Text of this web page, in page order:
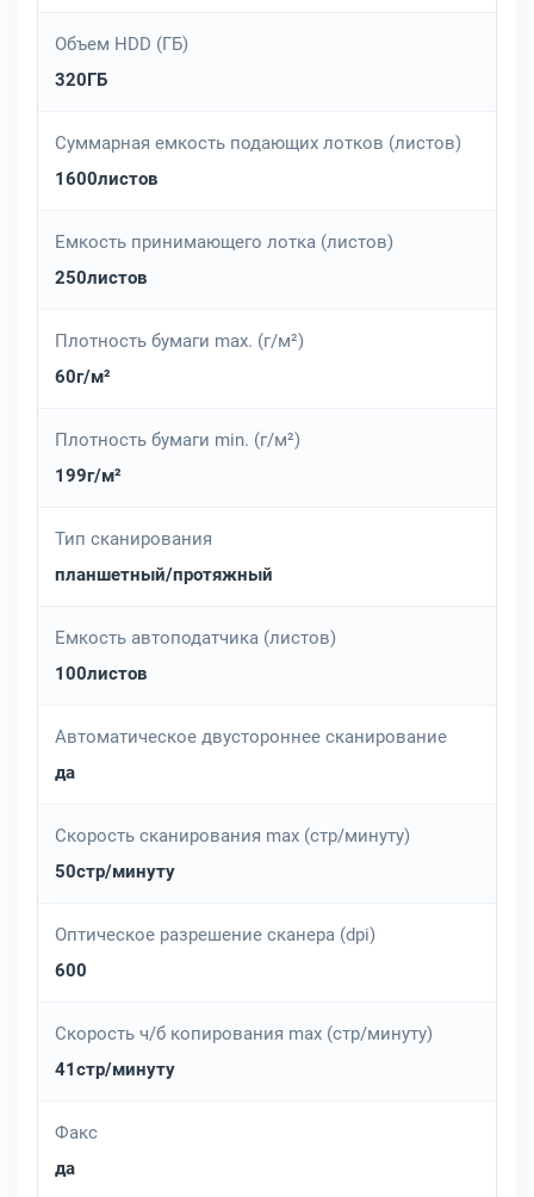
Объем HDD (ГБ)
320ГБ
Суммарная емкость подающих лотков (листов)
1600листов
Емкость принимающего лотка (листов)
250листов
Плотность бумаги max. (г/м²)
60г/м²
Плотность бумаги min. (г/м²)
199г/м²
Тип сканирования
планшетный/протяжный
Емкость автоподатчика (листов)
100листов
Автоматическое двустороннее сканирование
да
Скорость сканирования max (стр/минуту)
50стр/минуту
Оптическое разрешение сканера (dpi)
600
Скорость ч/б копирования max (стр/минуту)
41стр/минуту
Факс
да